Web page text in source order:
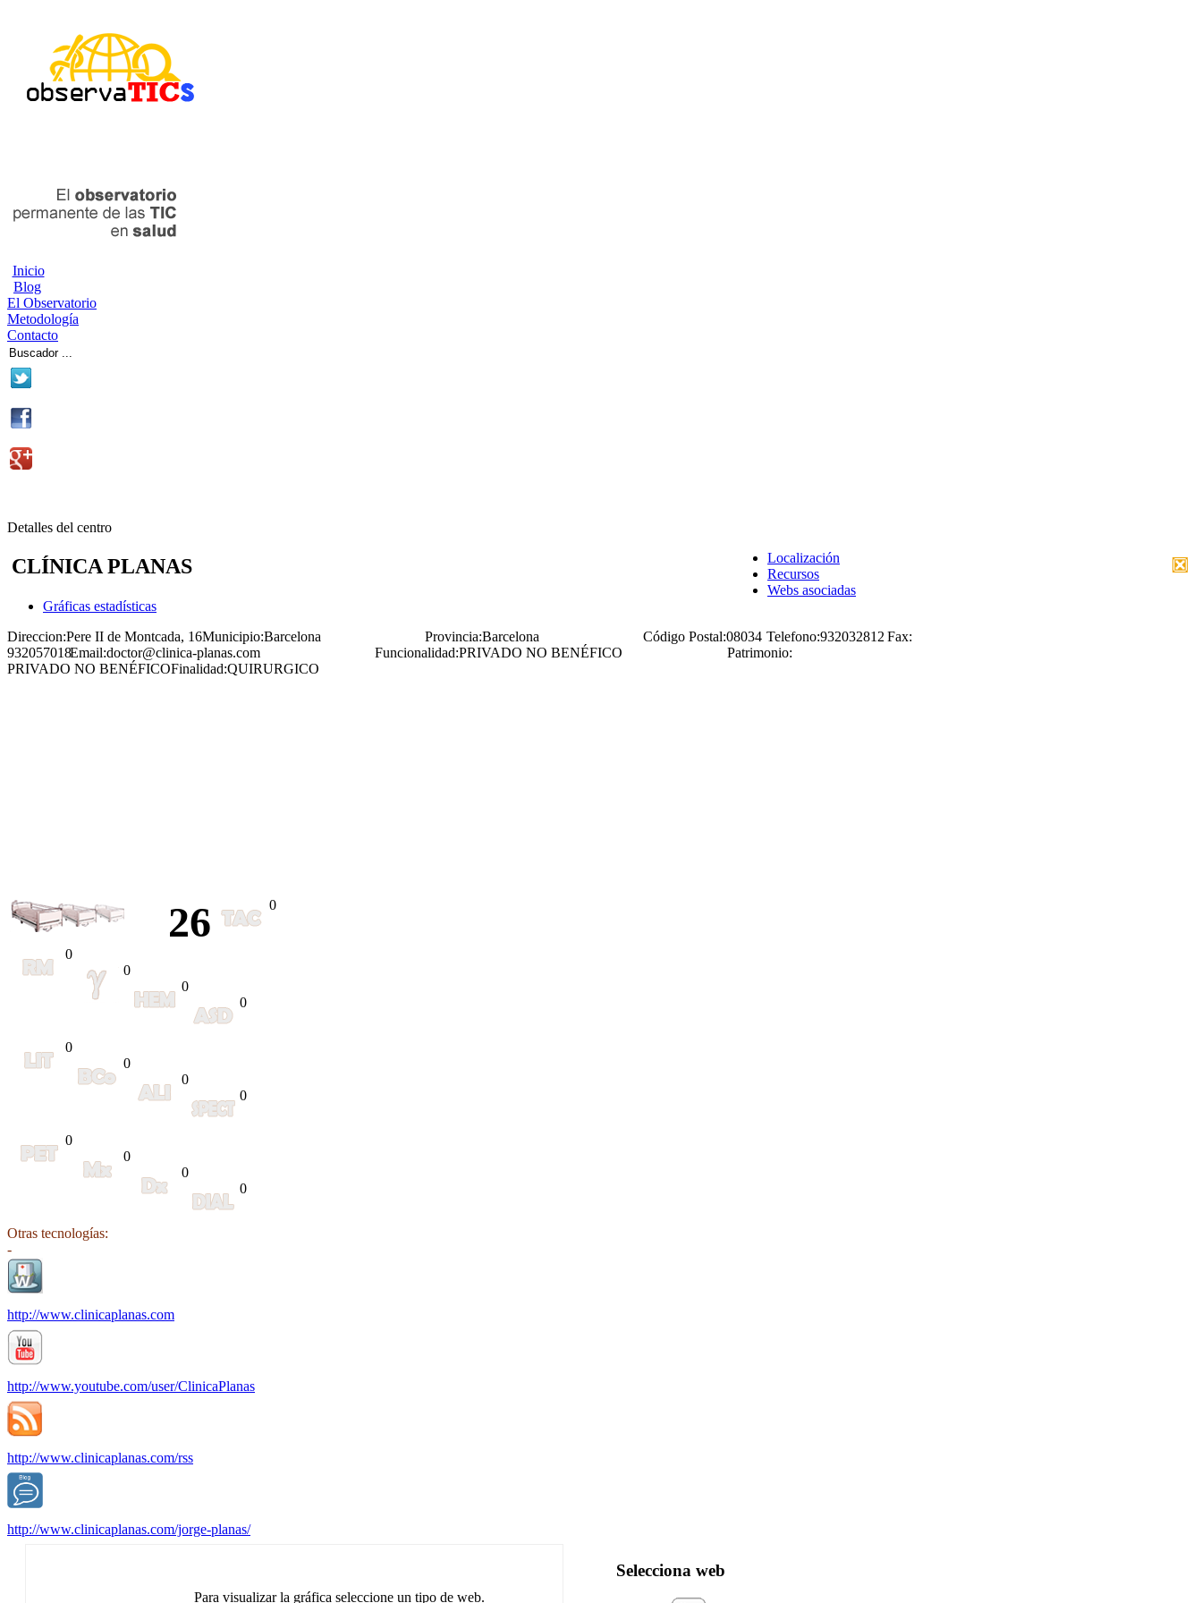
Inicio
Blog
El Observatorio
Metodología
Contacto
Detalles del centro
CLÍNICA PLANAS
Localización
Recursos
Webs asociadas
Gráficas estadísticas
Direccion:Pere II de Montcada, 16Municipio:Barcelona Provincia:Barcelona Código Postal:08034 Telefono:932032812 Fax:
932057018Email:doctor@clinica-planas.com Funcionalidad:PRIVADO NO BENÉFICO
Patrimonio:
PRIVADO NO BENÉFICOFinalidad:QUIRURGICO
26 0
0
0
0
0
0
0
0
0
0
0
0
0
Otras tecnologías:
-
http://www.clinicaplanas.com
http://www.youtube.com/user/ClinicaPlanas
http://www.clinicaplanas.com/rss
http://www.clinicaplanas.com/jorge-planas/
Para visualizar la gráfica seleccione un tipo de web.
Selecciona web